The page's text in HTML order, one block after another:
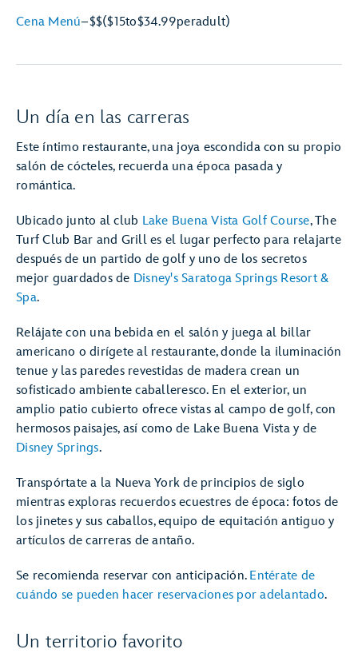
Cena Menú–$$($15to$34.99peradult)
Un día en las carreras
Este íntimo restaurante, una joya escondida con su propio
salón de cócteles, recuerda una época pasada y
romántica.
Ubicado junto al club Lake Buena Vista Golf Course, The
Turf Club Bar and Grill es el lugar perfecto para relajarte
después de un partido de golf y uno de los secretos
mejor guardados de Disney's Saratoga Springs Resort &
Spa.
Relájate con una bebida en el salón y juega al billar
americano o dirígete al restaurante, donde la iluminación
tenue y las paredes revestidas de madera crean un
sofisticado ambiente caballeresco. En el exterior, un
amplio patio cubierto ofrece vistas al campo de golf, con
hermosos paisajes, así como de Lake Buena Vista y de
Disney Springs.
Transpórtate a la Nueva York de principios de siglo
mientras exploras recuerdos ecuestres de época: fotos de
los jinetes y sus caballos, equipo de equitación antiguo y
artículos de carreras de antaño.
Se recomienda reservar con anticipación. Entérate de
cuándo se pueden hacer reservaciones por adelantado.
Un territorio favorito